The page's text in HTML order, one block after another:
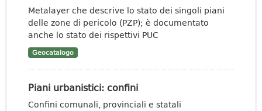
Metalayer che descrive lo stato dei singoli piani
delle zone di pericolo (PZP); è documentato
anche lo stato dei rispettivi PUC
Geocatalogo
Piani urbanistici: confini
Confini comunali, provinciali e statali